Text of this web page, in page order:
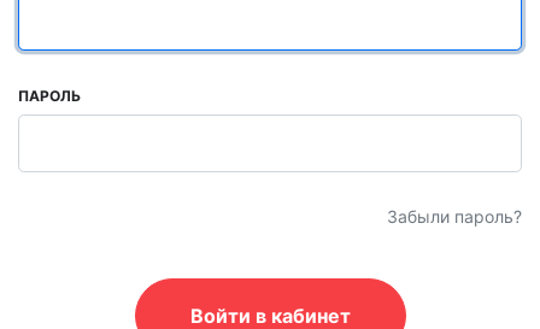
ПАРОЛЬ
Забыли пароль?
Войти в кабинет